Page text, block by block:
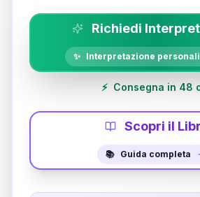
Richiedi
✨ Interpretazione
⚡ Consegna in 48
Scopri il
📚 Guida completa